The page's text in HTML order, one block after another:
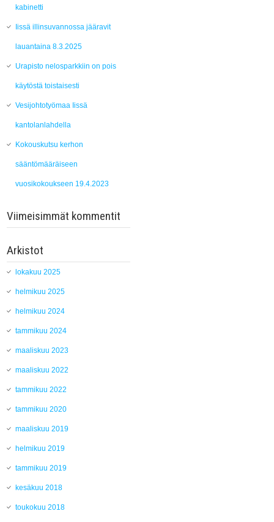
kabinetti
Iissä illinsuvannossa jääravit
lauantaina 8.3.2025
Urapisto nelosparkkiin on pois
käytöstä toistaisesti
Vesijohtotyömaa Iissä
kantolanlahdella
Kokouskutsu kerhon
sääntömääräiseen
vuosikokoukseen 19.4.2023
Viimeisimmät kommentit
Arkistot
lokakuu 2025
helmikuu 2025
helmikuu 2024
tammikuu 2024
maaliskuu 2023
maaliskuu 2022
tammikuu 2022
tammikuu 2020
maaliskuu 2019
helmikuu 2019
tammikuu 2019
kesäkuu 2018
toukokuu 2018